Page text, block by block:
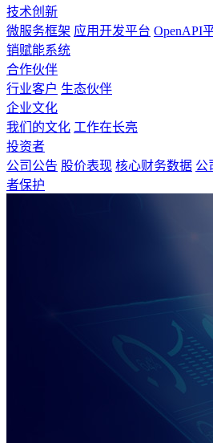
技术创新
微服务框架 应用开发平台 OpenAPI
销赋能系统
合作伙伴
行业客户 生态伙伴
企业文化
我们的文化 工作在长亮
投资者
公司公告 股价表现 核心财务数据 公
者保护